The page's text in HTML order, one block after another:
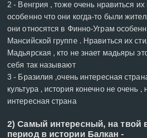
2 - Венгрия , тоже очень нравиться их
особенно что они когда-то были
они относятся в Финно-Уграм
Мансийской группе . Нравиться их
Мадьярская , кто не знает мадьяры
себя так называют
3 - Бразилия ,очень интересная
культура , история конечно не очень ,
интересная страна
2) Самый интересный, на твой
период в истории Балкан -